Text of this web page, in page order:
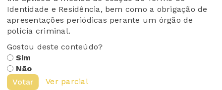
Identidade e Residência, bem como a obrigação de
apresentações periódicas perante um órgão de
polícia criminal.
Gostou deste conteúdo?
Sim
Não
Votar
Ver parcial